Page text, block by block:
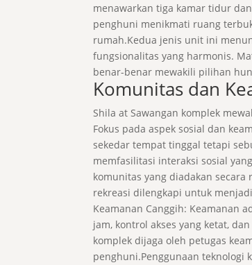
menawarkan tiga kamar tidur
penghuni menikmati ruang
rumah.Kedua jenis unit ini
fungsionalitas yang harmonis.
benar-benar mewakili pilihan
Komunitas dan
Shila at Sawangan komplek
Fokus pada aspek sosial dan
sekedar tempat tinggal tetapi
memfasilitasi interaksi sosial
komunitas yang diadakan
rekreasi dilengkapi untuk
Keamanan Canggih: Keamanan
jam, kontrol akses yang ketat,
komplek dijaga oleh petugas
penghuni.Penggunaan teknologi